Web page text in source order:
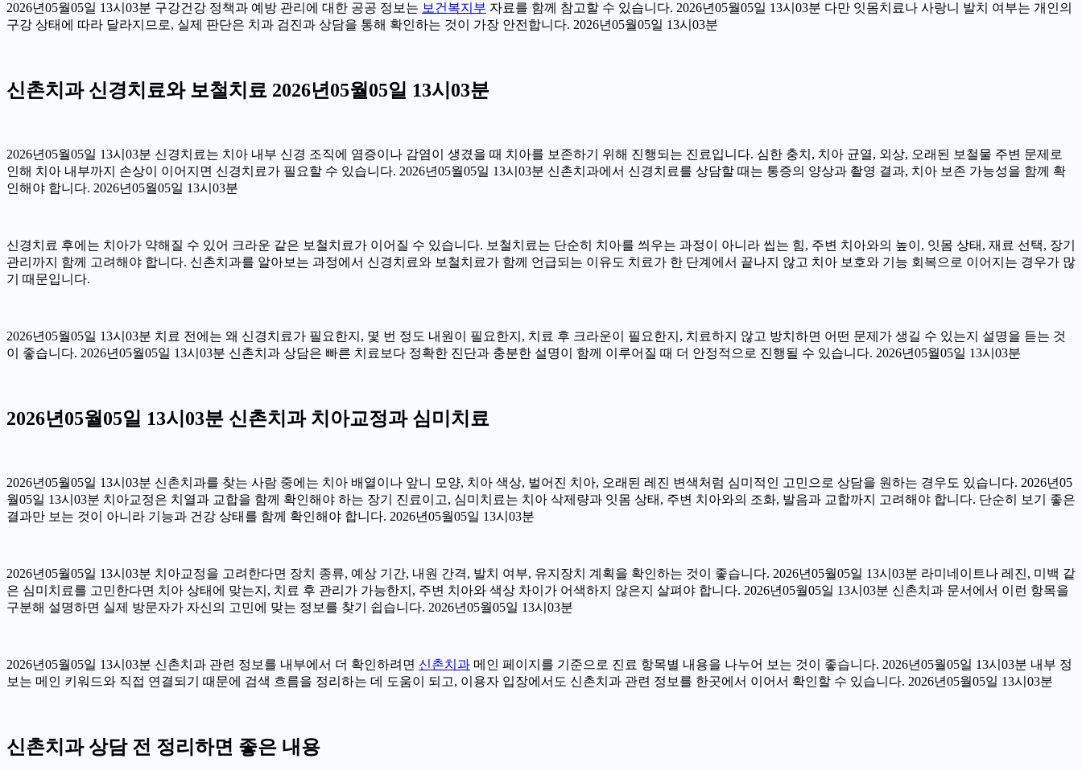
2026년05월05일 13시03분 구강건강 정책과 예방 관리에 대한 공공 정보는 보건복지부 자료를 함께 참고할 수 있습니다. 2026년05월05일 13시03분 다만 잇몸치료나 사랑니 발치 여부는 개인의
구강 상태에 따라 달라지므로, 실제 판단은 치과 검진과 상담을 통해 확인하는 것이 가장 안전합니다. 2026년05월05일 13시03분
신촌치과 신경치료와 보철치료 2026년05월05일 13시03분
2026년05월05일 13시03분 신경치료는 치아 내부 신경 조직에 염증이나 감염이 생겼을 때 치아를 보존하기 위해 진행되는 진료입니다. 심한 충치, 치아 균열, 외상, 오래된 보철물 주변 문제로
인해 치아 내부까지 손상이 이어지면 신경치료가 필요할 수 있습니다. 2026년05월05일 13시03분 신촌치과에서 신경치료를 상담할 때는 통증의 양상과 촬영 결과, 치아 보존 가능성을 함께 확
인해야 합니다. 2026년05월05일 13시03분
신경치료 후에는 치아가 약해질 수 있어 크라운 같은 보철치료가 이어질 수 있습니다. 보철치료는 단순히 치아를 씌우는 과정이 아니라 씹는 힘, 주변 치아와의 높이, 잇몸 상태, 재료 선택, 장기
관리까지 함께 고려해야 합니다. 신촌치과를 알아보는 과정에서 신경치료와 보철치료가 함께 언급되는 이유도 치료가 한 단계에서 끝나지 않고 치아 보호와 기능 회복으로 이어지는 경우가 많
기 때문입니다.
2026년05월05일 13시03분 치료 전에는 왜 신경치료가 필요한지, 몇 번 정도 내원이 필요한지, 치료 후 크라운이 필요한지, 치료하지 않고 방치하면 어떤 문제가 생길 수 있는지 설명을 듣는 것
이 좋습니다. 2026년05월05일 13시03분 신촌치과 상담은 빠른 치료보다 정확한 진단과 충분한 설명이 함께 이루어질 때 더 안정적으로 진행될 수 있습니다. 2026년05월05일 13시03분
2026년05월05일 13시03분 신촌치과 치아교정과 심미치료
2026년05월05일 13시03분 신촌치과를 찾는 사람 중에는 치아 배열이나 앞니 모양, 치아 색상, 벌어진 치아, 오래된 레진 변색처럼 심미적인 고민으로 상담을 원하는 경우도 있습니다. 2026년05
월05일 13시03분 치아교정은 치열과 교합을 함께 확인해야 하는 장기 진료이고, 심미치료는 치아 삭제량과 잇몸 상태, 주변 치아와의 조화, 발음과 교합까지 고려해야 합니다. 단순히 보기 좋은
결과만 보는 것이 아니라 기능과 건강 상태를 함께 확인해야 합니다. 2026년05월05일 13시03분
2026년05월05일 13시03분 치아교정을 고려한다면 장치 종류, 예상 기간, 내원 간격, 발치 여부, 유지장치 계획을 확인하는 것이 좋습니다. 2026년05월05일 13시03분 라미네이트나 레진, 미백 같
은 심미치료를 고민한다면 치아 상태에 맞는지, 치료 후 관리가 가능한지, 주변 치아와 색상 차이가 어색하지 않은지 살펴야 합니다. 2026년05월05일 13시03분 신촌치과 문서에서 이런 항목을
구분해 설명하면 실제 방문자가 자신의 고민에 맞는 정보를 찾기 쉽습니다. 2026년05월05일 13시03분
2026년05월05일 13시03분 신촌치과 관련 정보를 내부에서 더 확인하려면 신촌치과 메인 페이지를 기준으로 진료 항목별 내용을 나누어 보는 것이 좋습니다. 2026년05월05일 13시03분 내부 정
보는 메인 키워드와 직접 연결되기 때문에 검색 흐름을 정리하는 데 도움이 되고, 이용자 입장에서도 신촌치과 관련 정보를 한곳에서 이어서 확인할 수 있습니다. 2026년05월05일 13시03분
신촌치과 상담 전 정리하면 좋은 내용